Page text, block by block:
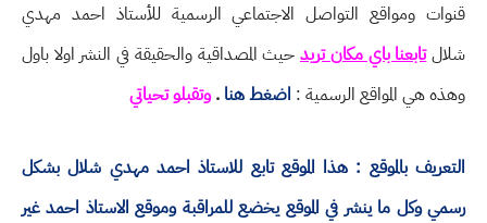
قنوات ومواقع التواصل الاجتماعي الرسمية للأستاذ احمد مهدي
شلالتابعنا باي مكان تريدحيث المصداقية والحقيقة في النشر اولا باول
وهذه هي المواقع الرسمية : اضغط هنا .وتقبلو تحياتي
التعريف بالموقع : هذا الموقع تابع للاستاذ احمد مهدي شلال بشكل
رسمي وكل ما ينشر في الموقع يخضع للمراقبة وموقع الاستاذ احمد غير